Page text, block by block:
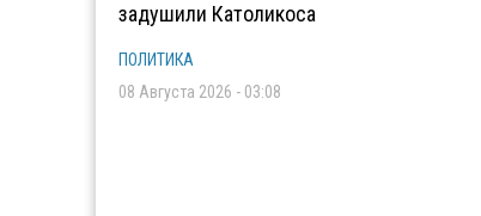
задушили Католикоса
ПОЛИТИКА
08 Августа 2026 - 03:08